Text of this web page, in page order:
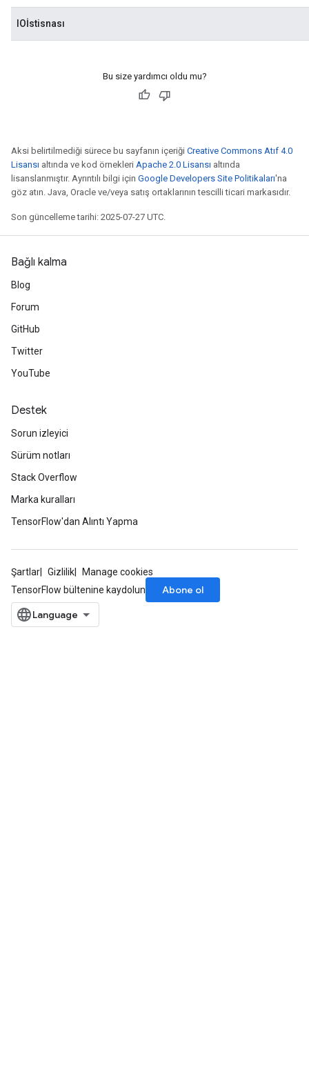
IOİstisnası
Bu size yardımcı oldu mu?
Aksi belirtilmediği sürece bu sayfanın içeriği Creative Commons Atıf 4.0
Lisansı altında ve kod örnekleri Apache 2.0 Lisansı altında
lisanslanmıştır. Ayrıntılı bilgi için Google Developers Site Politikaları'na
göz atın. Java, Oracle ve/veya satış ortaklarının tescilli ticari markasıdır.
Son güncelleme tarihi: 2025-07-27 UTC.
Bağlı kalma
Blog
Forum
GitHub
Twitter
YouTube
Destek
Sorun izleyici
Sürüm notları
Stack Overflow
Marka kuralları
TensorFlow'dan Alıntı Yapma
Şartlar Gizlilik
Manage cookies
TensorFlow bültenine kaydolun
Abone ol